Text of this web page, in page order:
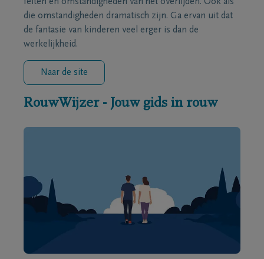
feiten en omstandigheden van het overlijden. Ook als
die omstandigheden dramatisch zijn. Ga ervan uit dat
de fantasie van kinderen veel erger is dan de
werkelijkheid.
Naar de site
RouwWijzer - Jouw gids in rouw